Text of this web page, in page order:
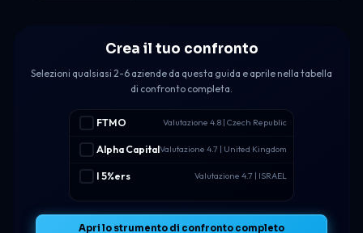
Crea il tuo confronto
Selezioni qualsiasi 2-6 aziende da questa guida e aprile nella tabella
di confronto completa.
FTMO Valutazione 4.8 | Czech Republic
Alpha CapitalValutazione 4.7 | United Kingdom
I 5%ers Valutazione 4.7 | ISRAEL
Apri lo strumento di confronto completo